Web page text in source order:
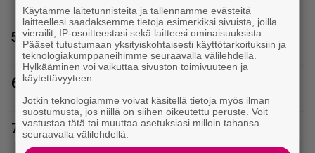
5.
MTV: He ovat uudet Tanssii Tähtien Kanssa -
kilpailijat!
6.
Uuno: Hjallis Harkimo, 72, ja Jasmine, 38, sanovat
tahdon
7.
Helena Lindgren kuvassa täysi-ikäisen
pojanpoikansa kanssa – katso
Käytämme laitetunnisteita ja tallennamme evästeitä
laitteellesi saadaksemme tietoja esimerkiksi sivuista, joilla
vierailit, IP-osoitteestasi sekä laitteesi ominaisuuksista.
Pääset tutustumaan yksityiskohtaisesti käyttötarkoituksiin ja
teknologiakumppaneihimme seuraavalla välilehdellä.
Hylkääminen voi vaikuttaa sivuston toimivuuteen ja
käytettävyyteen.
Jotkin teknologiamme voivat käsitellä tietoja myös ilman
suostumusta, jos niillä on siihen oikeutettu peruste. Voit
vastustaa tätä tai muuttaa asetuksiasi milloin tahansa
seuraavalla välilehdellä.